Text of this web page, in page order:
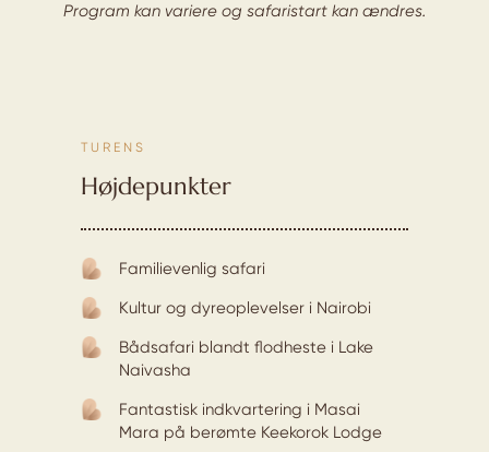
Program kan variere og safaristart kan ændres.
TURENS
Højdepunkter
Familievenlig safari
Kultur og dyreoplevelser i Nairobi
Bådsafari blandt flodheste i Lake
Naivasha
Fantastisk indkvartering i Masai
Mara på berømte Keekorok Lodge